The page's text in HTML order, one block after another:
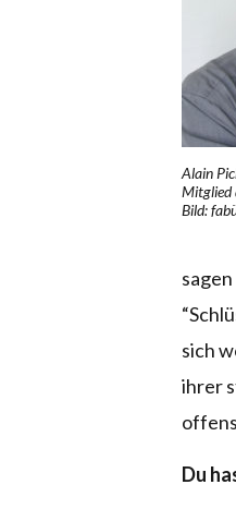
Alain
Mitglied
Bild:
sich
ihrer
Du